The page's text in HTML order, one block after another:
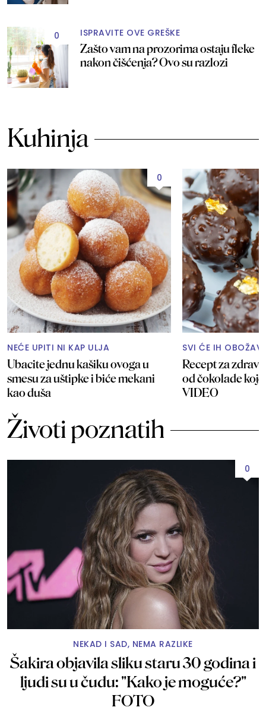
0 ISPRAVITE OVE GREŠKE
Zašto vam na prozorima ostaju fleke
nakon čišćenja? Ovo su razlozi
Kuhinja
0
NEĆE UPITI NI KAP ULJA
Ubacite jednu kašiku ovoga u
smesu za uštipke i biće mekani
kao duša
SVI ĆE IH
Recept za
od čokolade
VIDEO
Životi poznatih
0
NEKAD I SAD, NEMA RAZLIKE
Šakira objavila sliku staru 30 godina i
ljudi su u čudu: "Kako je moguće?"
FOTO